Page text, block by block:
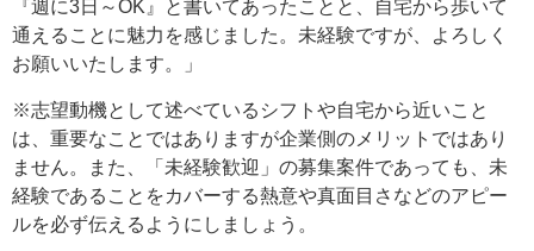
『週に3日～OK』と書いてあったことと、自宅から歩いて
通えることに魅力を感じました。未経験ですが、よろしく
お願いいたします。」
※志望動機として述べているシフトや自宅から近いこと
は、重要なことではありますが企業側のメリットではあり
ません。また、「未経験歓迎」の募集案件であっても、未
経験であることをカバーする熱意や真面目さなどのアピー
ルを必ず伝えるようにしましょう。